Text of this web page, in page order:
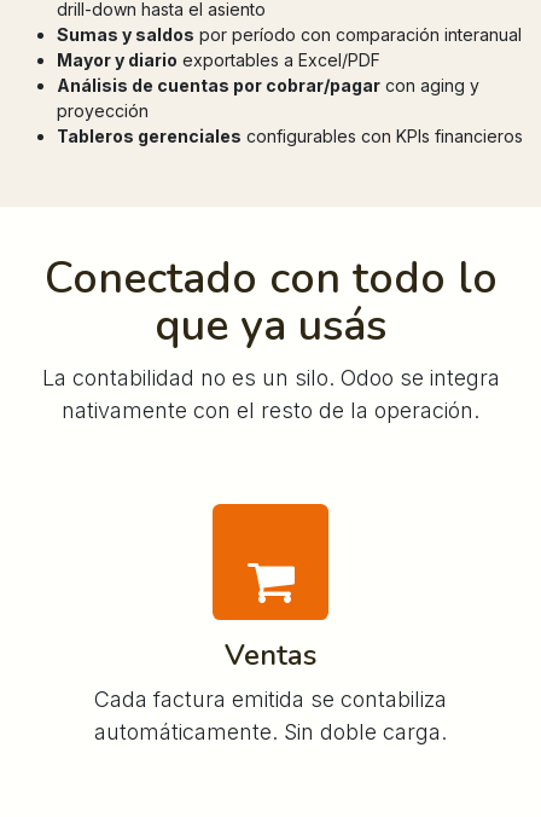
drill-down hasta el asiento
Sumas y saldos por período con comparación interanual
Mayor y diario exportables a Excel/PDF
Análisis de cuentas por cobrar/pagar con aging y
proyección
Tableros gerenciales configurables con KPIs financieros
Conectado con todo lo
que ya usás
La contabilidad no es un silo. Odoo se integra
nativamente con el resto de la operación.
Ventas
Cada factura emitida se contabiliza
automáticamente. Sin doble carga.